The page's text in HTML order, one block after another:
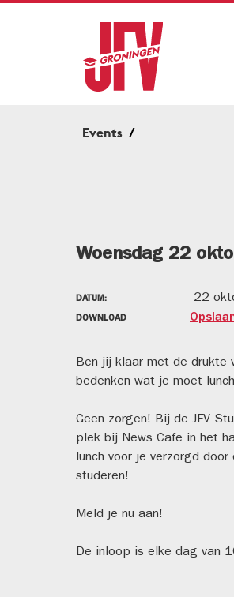
Events
Woensdag 22
DATUM: 22
DOWNLOAD
Ben jij klaar met de drukte
bedenken wat je moet
Geen zorgen! Bij de JFV
plek bij News Cafe in het
lunch voor je verzorgd
studeren!
Meld je nu aan!
De inloop is elke dag van